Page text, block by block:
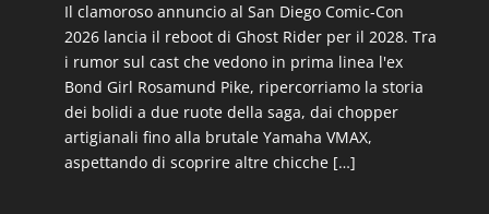
Il clamoroso annuncio al San Diego Comic-Con
2026 lancia il reboot di Ghost Rider per il 2028. Tra
i rumor sul cast che vedono in prima linea l'ex
Bond Girl Rosamund Pike, ripercorriamo la storia
dei bolidi a due ruote della saga, dai chopper
artigianali fino alla brutale Yamaha VMAX,
aspettando di scoprire altre chicche […]